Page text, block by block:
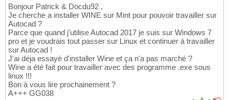
Bonjour Patrick & Docdu92 ,
Je cherche a installer WINE sur Mint pour pouvoir travailler sur
Autocad ?
Parce que quand j'utilise Autocad 2017 je suis sur Windows 7
pro et je voudrais tout passer sur Linux et continuer à travailler
sur Autocad !
J'ai déja essayé d'installer Wine et ça n'a pas marché ?
Wine a été fait pour travailler avec des programme .exe sous
linux !!!
Bon à vous lire prochainement ?
A+++ GG038